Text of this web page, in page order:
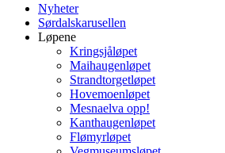
Nyheter
Sørdalskarusellen
Løpene
Kringsjåløpet
Maihaugenløpet
Strandtorgetløpet
Hovemoenløpet
Mesnaelva opp!
Kanthaugenløpet
Flømyrløpet